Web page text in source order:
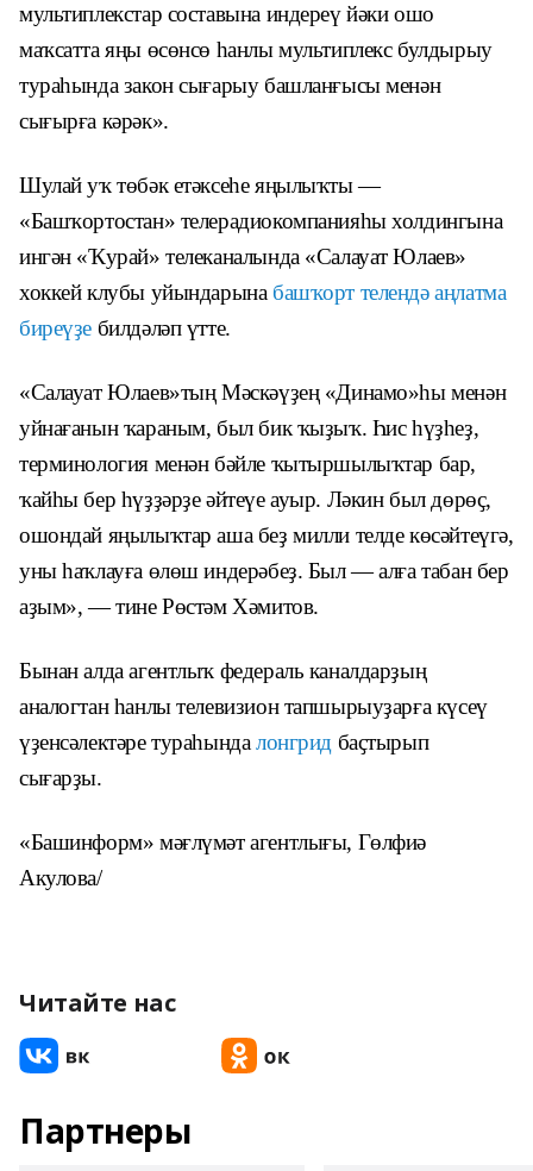
мультиплекстар составына индереү йәки ошо
маҡсатта яңы өсөнсө һанлы мультиплекс булдырыу
тураһында закон сығарыу башланғысы менән
сығырға кәрәк».
Шулай уҡ төбәк етәксеһе яңылыҡты —
«Башҡортостан» телерадиокомпанияһы холдингына
ингән «Ҡурай» телеканалында «Салауат Юлаев»
хоккей клубы уйындарына башҡорт телендә аңлатма
биреүҙе билдәләп үтте.
«Салауат Юлаев»тың Мәскәүҙең «Динамо»һы менән
уйнағанын ҡараным, был бик ҡыҙыҡ. Һис һүҙһеҙ,
терминология менән бәйле ҡытыршылыҡтар бар,
ҡайһы бер һүҙҙәрҙе әйтеүе ауыр. Ләкин был дөрөҫ,
ошондай яңылыҡтар аша беҙ милли телде көсәйтеүгә,
уны һаҡлауға өлөш индерәбеҙ. Был — алға табан бер
аҙым», — тине Рөстәм Хәмитов.
Бынан алда агентлыҡ федераль каналдарҙың
аналогтан һанлы телевизион тапшырыуҙарға күсеү
үҙенсәлектәре тураһындалонгрид баҫтырып
сығарҙы.
«Башинформ» мәғлүмәт агентлығы, Гөлфиә
Акулова/
Читайте нас
Партнеры